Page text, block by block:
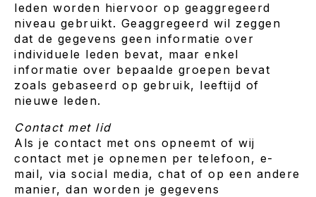
leden worden hiervoor op geaggregeerd
niveau gebruikt. Geaggregeerd wil zeggen
dat de gegevens geen informatie over
individuele leden bevat, maar enkel
informatie over bepaalde groepen bevat
zoals gebaseerd op gebruik, leeftijd of
nieuwe leden.
Contact met lid
Als je contact met ons opneemt of wij
contact met je opnemen per telefoon, e-
mail, via social media, chat of op een andere
manier, dan worden je gegevens